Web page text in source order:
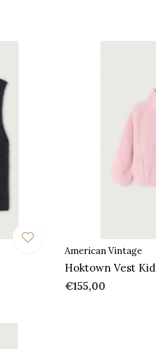
American Vintage
Hoktown Vest
€155,00